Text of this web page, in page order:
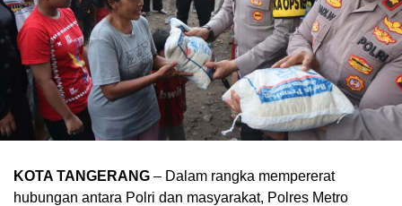
KOTA TANGERANG – Dalam rangka mempererat
hubungan antara Polri dan masyarakat, Polres Metro